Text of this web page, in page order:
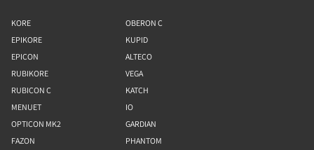
KORE
EPIKORE
EPICON
RUBIKORE
RUBICON C
MENUET
OPTICON MK2
FAZON
OBERON C
KUPID
ALTECO
VEGA
KATCH
IO
GARDIAN
PHANTOM